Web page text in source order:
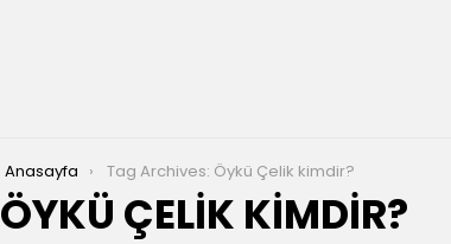
Anasayfa Tag Archives: Öykü Çelik kimdir?
ÖYKÜ ÇELIK KIMDIR?